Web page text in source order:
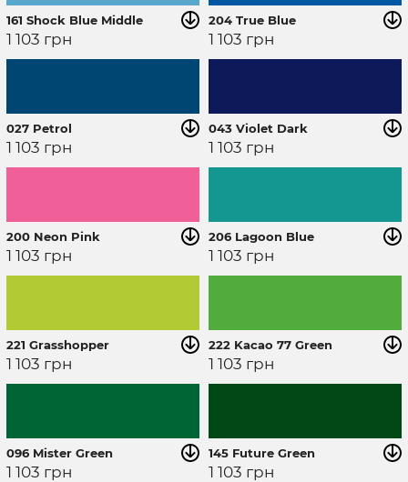
161 Shock Blue Middle
1 103 грн
204 True Blue
1 103 грн
027 Petrol
1 103 грн
043 Violet Dark
1 103 грн
200 Neon Pink
1 103 грн
206 Lagoon Blue
1 103 грн
221 Grasshopper
1 103 грн
222 Kacao 77 Green
1 103 грн
096 Mister Green
1 103 грн
145 Future Green
1 103 грн